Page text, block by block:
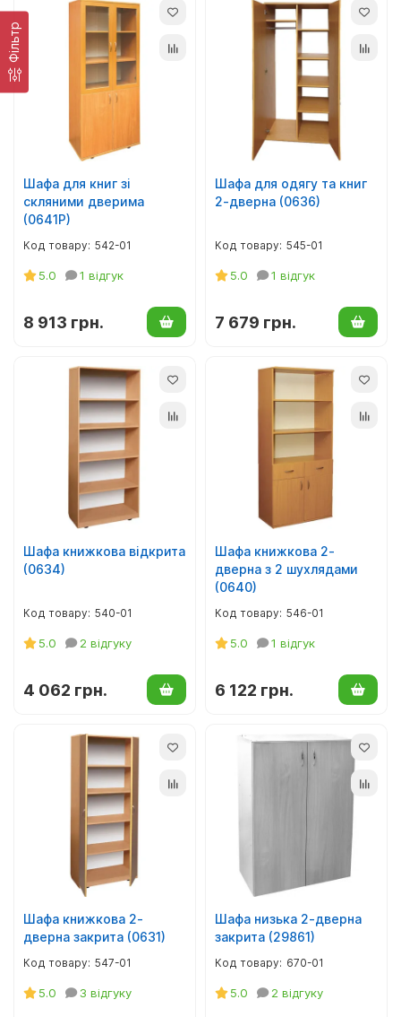
Фiльтр
Шафа для книг зі
скляними дверима
(0641Р)
542-01
5.0 1 відгук
8 913 грн.
Шафа для одягу та книг
2-дверна (0636)
545-01
5.0 1 відгук
7 679 грн.
Шафа книжкова відкрита
(0634)
540-01
5.0 2 відгуку
4 062 грн.
Шафа книжкова 2-
дверна з 2 шухлядами
(0640)
546-01
5.0 1 відгук
6 122 грн.
Шафа книжкова 2-
дверна закрита (0631)
547-01
5.0 3 відгуку
Шафа низька 2-дверна
закрита (29861)
670-01
5.0 2 відгуку